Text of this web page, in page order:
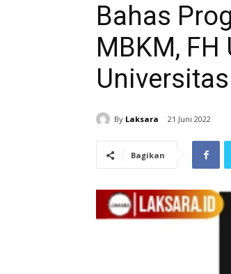
Bahas
MBKM,
By Laksara 21 Juni 2022
Bagikan